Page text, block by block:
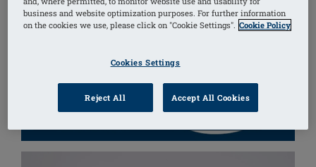
UPPTÄCK BRÖSTPROTESER FÖR ASYMMETRI
business and website optimization purposes. For further information
on the cookies we use, please click on "Cookie Settings". Cookie Policy
Cookies Settings
Reject All Accept All Cookies